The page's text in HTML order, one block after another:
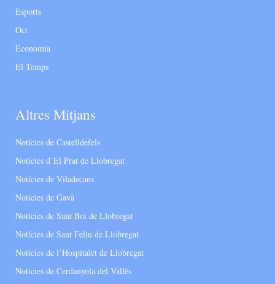
Esports
Oci
Economia
El Temps
Altres Mitjans
Notícies de Castelldefels
Notícies d’El Prat de Llobregat
Notícies de Viladecans
Notícies de Gavà
Notícies de Sant Boi de Llobregat
Notícies de Sant Feliu de Llobregat
Notícies de l’Hospitalet de Llobregat
Notícies de Cerdanyola del Vallès